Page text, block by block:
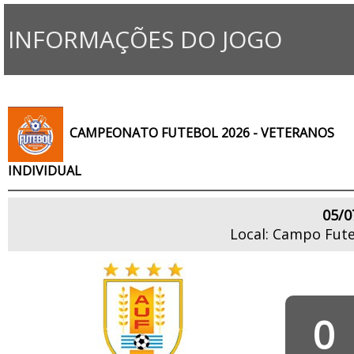
INFORMAÇÕES DO JOGO
CAMPEONATO FUTEBOL 2026 - VETERANOS
INDIVIDUAL
05/
Local: Campo
0